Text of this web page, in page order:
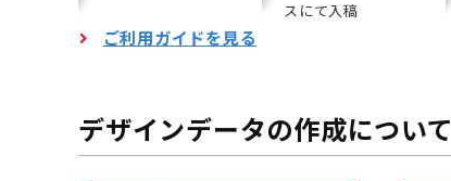
スにて入稿
ご利用ガイドを見る
デザインデータの作成について